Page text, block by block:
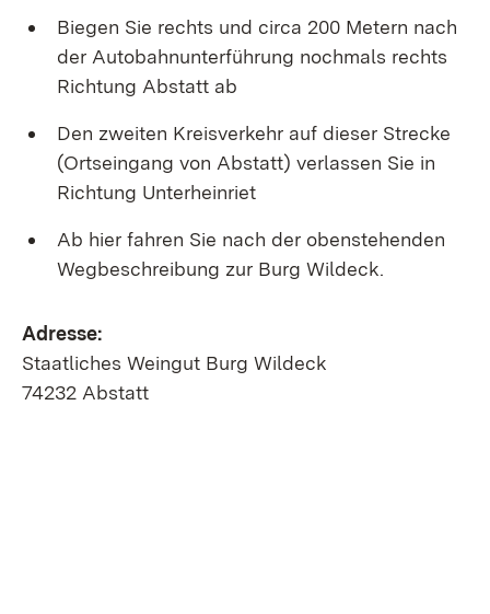
Biegen Sie rechts und circa 200 Metern nach
der Autobahnunterführung nochmals rechts
Richtung Abstatt ab
Den zweiten Kreisverkehr auf dieser Strecke
(Ortseingang von Abstatt) verlassen Sie in
Richtung Unterheinriet
Ab hier fahren Sie nach der obenstehenden
Wegbeschreibung zur Burg Wildeck.
Adresse:
Staatliches Weingut Burg Wildeck
74232 Abstatt